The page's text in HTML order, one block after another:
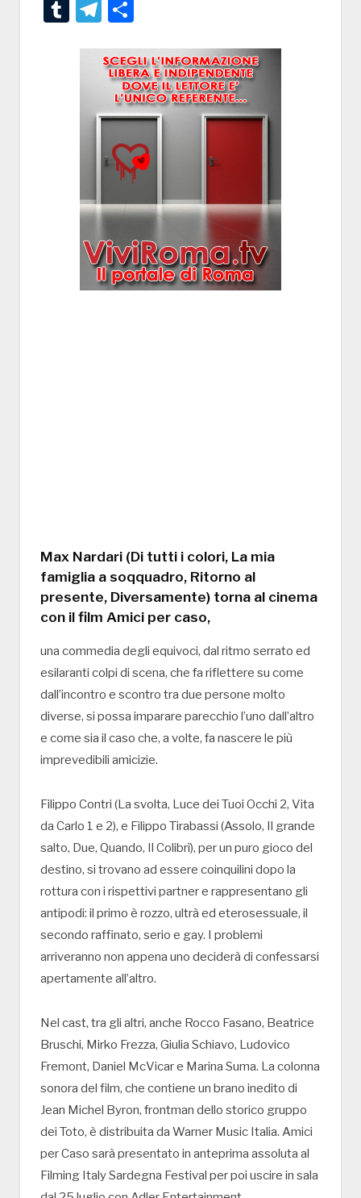
TumblrTelegram
Max Nardari (Di tutti i colori, La mia
famiglia a soqquadro, Ritorno al
presente, Diversamente) torna al cinema
con il film Amici per caso,
una commedia degli equivoci, dal ritmo serrato ed
esilaranti colpi di scena, che fa riflettere su come
dall’incontro e scontro tra due persone molto
diverse, si possa imparare parecchio l’uno dall’altro
e come sia il caso che, a volte, fa nascere le più
imprevedibili amicizie.
Filippo Contri (La svolta, Luce dei Tuoi Occhi 2, Vita
da Carlo 1 e 2), e Filippo Tirabassi (Assolo, Il grande
salto, Due, Quando, Il Colibrì), per un puro gioco del
destino, si trovano ad essere coinquilini dopo la
rottura con i rispettivi partner e rappresentano gli
antipodi: il primo è rozzo, ultrà ed eterosessuale, il
secondo raffinato, serio e gay. I problemi
arriveranno non appena uno deciderà di confessarsi
apertamente all’altro.
Nel cast, tra gli altri, anche Rocco Fasano, Beatrice
Bruschi, Mirko Frezza, Giulia Schiavo, Ludovico
Fremont, Daniel McVicar e Marina Suma. La colonna
sonora del film, che contiene un brano inedito di
Jean Michel Byron, frontman dello storico gruppo
dei Toto, è distribuita da Warner Music Italia. Amici
per Caso sarà presentato in anteprima assoluta al
Filming Italy Sardegna Festival per poi uscire in sala